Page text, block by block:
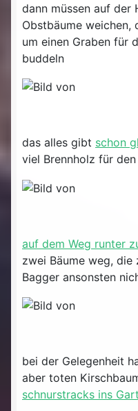
dann müssen auf der
Obstbäume weichen,
um einen Graben für
buddeln
das alles gibt schon
viel Brennholz für
auf dem Weg runter
zwei Bäume weg,
Bagger ansonsten
bei der Gelegenheit
aber toten
schnurstracks ins